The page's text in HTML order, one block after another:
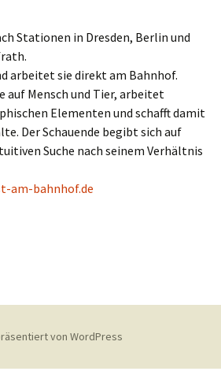
Stationen in Dresden, Berlin und
arbeitet sie direkt am Bahnhof.
auf Mensch und Tier, arbeitet
Elementen und schafft damit
Der Schauende begibt sich auf
Suche nach seinem Verhältnis
am-bahnhof.de
von WordPress